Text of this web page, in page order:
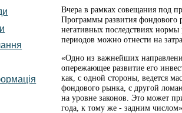
Вчера в рамках совещания под
Программы развития фондового
негативных последствиях
периодов можно отнести на
«Одно из важнейших
опережающее развитие его
как, с одной стороны, ведется
фондового рынка, с другой
на уровне законов. Это может
года, к тому же - задним